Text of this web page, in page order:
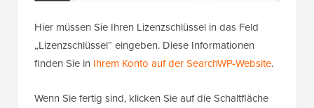
Hier müssen Sie Ihren Lizenzschlüssel in das Feld
„Lizenzschlüssel“ eingeben. Diese Informationen
finden Sie in Ihrem Konto auf der SearchWP-Website.
Wenn Sie fertig sind, klicken Sie auf die Schaltfläche